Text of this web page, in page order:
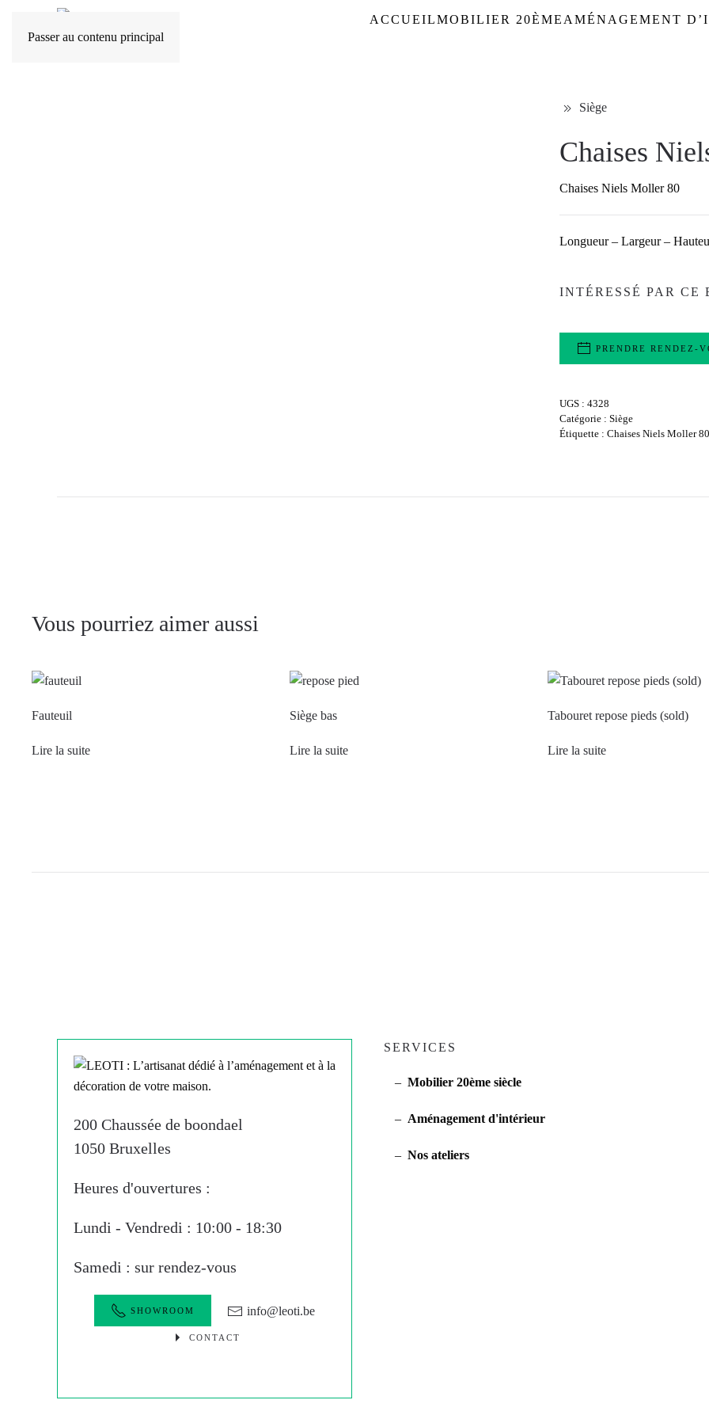
Passer au contenu principal
ACCUEILMOBILIER 20ÈME AMÉNAGEMENT
Siège
Chaises
Chaises Niels Moller 80
Longueur – Largeur –
INTÉRESSÉ PAR CE
PRENDRE RENDEZ-
UGS : 4328
Catégorie : Siège
Étiquette : Chaises Niels Moller 80
Vous pourriez aimer aussi
Fauteuil
Lire la suite
Siège bas
Lire la suite
Tabouret repose pieds (sold)
Lire la suite
200 Chaussée de boondael
1050 Bruxelles
Heures d'ouvertures :
Lundi - Vendredi : 10:00 - 18:30
Samedi : sur rendez-vous
SHOWROOM info@leoti.be
CONTACT
SERVICES
Mobilier 20ème siècle
Aménagement d'intérieur
Nos ateliers